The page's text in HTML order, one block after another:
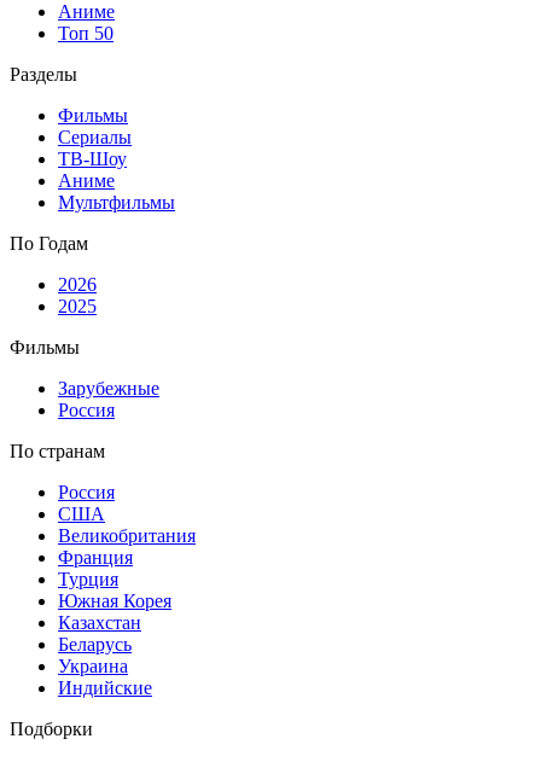
Аниме
Топ 50
Разделы
Фильмы
Сериалы
ТВ-Шоу
Аниме
Мультфильмы
По Годам
2026
2025
Фильмы
Зарубежные
Россия
По странам
Россия
США
Великобритания
Франция
Турция
Южная Корея
Казахстан
Беларусь
Украина
Индийские
Подборки